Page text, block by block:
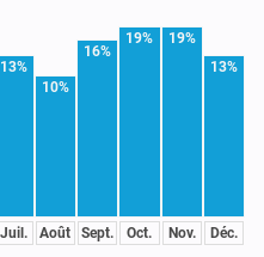
13%
Juil.
10%
Août
16%
Sept.
19%
Oct.
19%
Nov.
13%
Déc.